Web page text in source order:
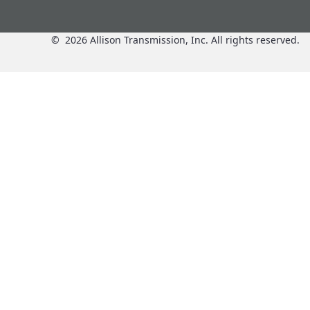
© 2026 Allison Transmission, Inc. All rights reserved.